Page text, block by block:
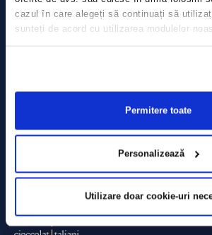
cazul în care alegeți să continuați să
sunteți de acord cu utilizarea modulelor
Permitere toate
Personalizează
Utilizare doar cookie-uri
Politica de prelucrare a datelor